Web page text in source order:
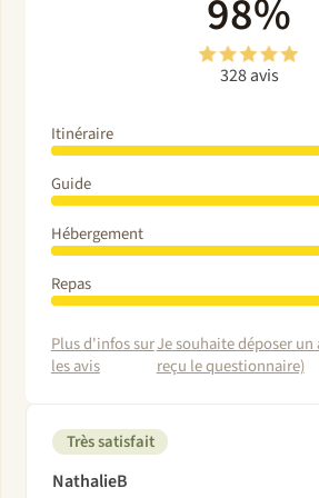
98%
328 avis
Itinéraire
Guide
Hébergement
Repas
Plus d'infos sur
les avis
Je souhaite déposer un
reçu le questionnaire)
Très satisfait
NathalieB